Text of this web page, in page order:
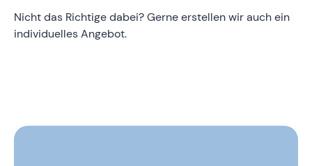
Nicht das Richtige dabei? Gerne erstellen wir auch ein
individuelles Angebot.